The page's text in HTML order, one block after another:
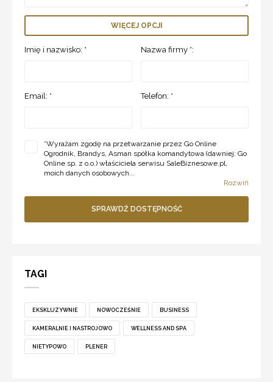
WIĘCEJ OPCJI
Imię i nazwisko: * Nazwa firmy *:
Email: * Telefon: *
*Wyrażam zgodę na przetwarzanie przez Go Online
Ogrodnik, Brandys, Asman spółka komandytowa (dawniej: Go
Online sp. z o.o.) właściciela serwisu SaleBiznesowe.pl,
moich danych osobowych...
Rozwiń
SPRAWDŹ DOSTĘPNOŚĆ
TAGI
EKSKLUZYWNIE NOWOCZEŚNIE BUSINESS
KAMERALNIE I NASTROJOWO WELLNESS AND SPA
NIETYPOWO PLENER